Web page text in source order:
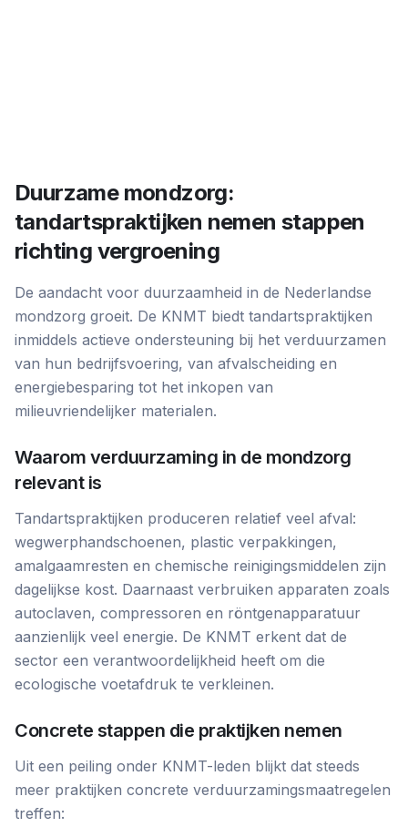
Duurzame mondzorg:
tandartspraktijken nemen stappen
richting vergroening
De aandacht voor duurzaamheid in de Nederlandse
mondzorg groeit. De KNMT biedt tandartspraktijken
inmiddels actieve ondersteuning bij het verduurzamen
van hun bedrijfsvoering, van afvalscheiding en
energiebesparing tot het inkopen van
milieuvriendelijker materialen.
Waarom verduurzaming in de mondzorg
relevant is
Tandartspraktijken produceren relatief veel afval:
wegwerphandschoenen, plastic verpakkingen,
amalgaamresten en chemische reinigingsmiddelen zijn
dagelijkse kost. Daarnaast verbruiken apparaten zoals
autoclaven, compressoren en röntgenapparatuur
aanzienlijk veel energie. De KNMT erkent dat de
sector een verantwoordelijkheid heeft om die
ecologische voetafdruk te verkleinen.
Concrete stappen die praktijken nemen
Uit een peiling onder KNMT-leden blijkt dat steeds
meer praktijken concrete verduurzamingsmaatregelen
treffen: